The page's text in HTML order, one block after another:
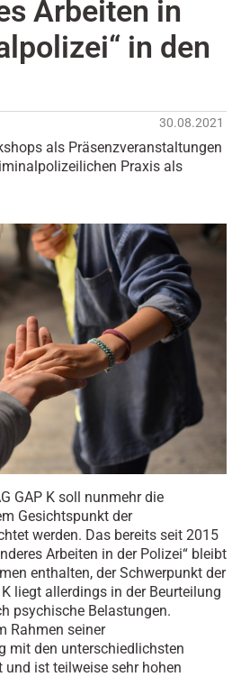
Arbeiten in
in den
30.08.2021
als Präsenzveranstaltungen
Praxis als
GAP K soll nunmehr die
Gesichtspunkt der
werden. Das bereits seit 2015
Arbeiten in der Polizei“ bleibt
enthalten, der Schwerpunkt der
liegt allerdings in der Beurteilung
psychische Belastungen.
Rahmen seiner
mit den unterschiedlichsten
ist teilweise sehr hohen